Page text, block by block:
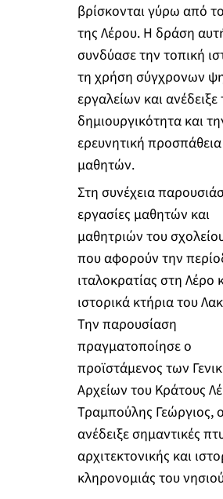
βρίσκονται γύρω από
της Λέρου. Η δράση
συνδύασε την τοπική
τη χρήση σύγχρονων
εργαλείων και ανέδειξε
δημιουργικότητα και
ερευνητική
μαθητών.
Στη συνέχεια
εργασίες μαθητών και
μαθητριών του
που αφορούν την
ιταλοκρατίας στη Λέρο
ιστορικά κτήρια του
Την παρουσίαση
πραγματοποίησε ο
προϊστάμενος των
Αρχείων του Κράτους
Τραμπούλης Γεώργιος,
ανέδειξε σημαντικές
αρχιτεκτονικής και
κληρονομιάς του